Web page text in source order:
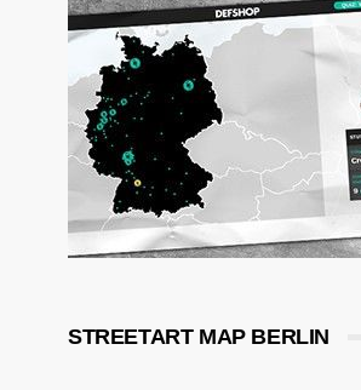
STREETART MAP BERLIN